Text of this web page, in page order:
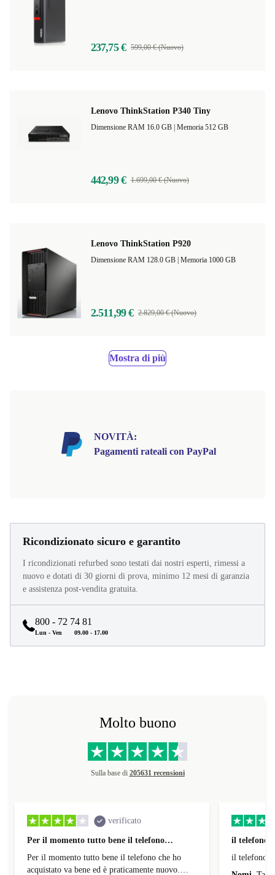
237,75 € 599,00 € (Nuovo)
Lenovo ThinkStation P340 Tiny
Memoria 512 GB
442,99 € 1.699,00 € (Nuovo)
Lenovo ThinkStation P920
Memoria 1000 GB
2.511,99 € 2.829,00 € (Nuovo)
Mostra di più
NOVITÀ:
Pagamenti rateali con PayPal
Ricondizionato sicuro e garantito
I ricondizionati refurbed sono testati dai nostri esperti, rimessi a
nuovo e dotati di 30 giorni di prova, minimo 12 mesi di garanzia
e assistenza post-vendita gratuita.
800 - 72 74 81
Lun - Ven 09.00 - 17.00
Molto buono
Sulla base di 205631 recensioni
verificato
Per il momento tutto bene il telefono…
Per il momento tutto bene il telefono che ho
acquistato va bene ed è praticamente nuovo.
il telefono
il telefono